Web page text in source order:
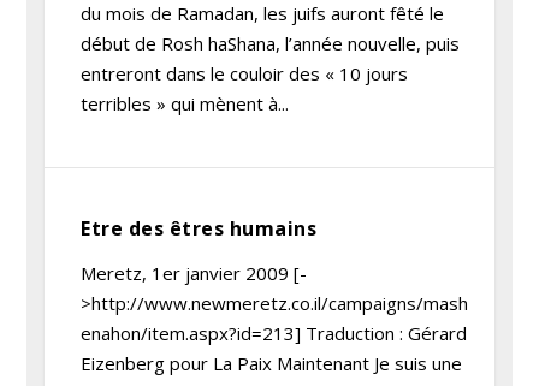
du mois de Ramadan, les juifs auront fêté le
début de Rosh haShana, l’année nouvelle, puis
entreront dans le couloir des « 10 jours
terribles » qui mènent à...
Etre des êtres humains
Meretz, 1er janvier 2009 [-
>http://www.newmeretz.co.il/campaigns/mash
enahon/item.aspx?id=213] Traduction : Gérard
Eizenberg pour La Paix Maintenant Je suis une